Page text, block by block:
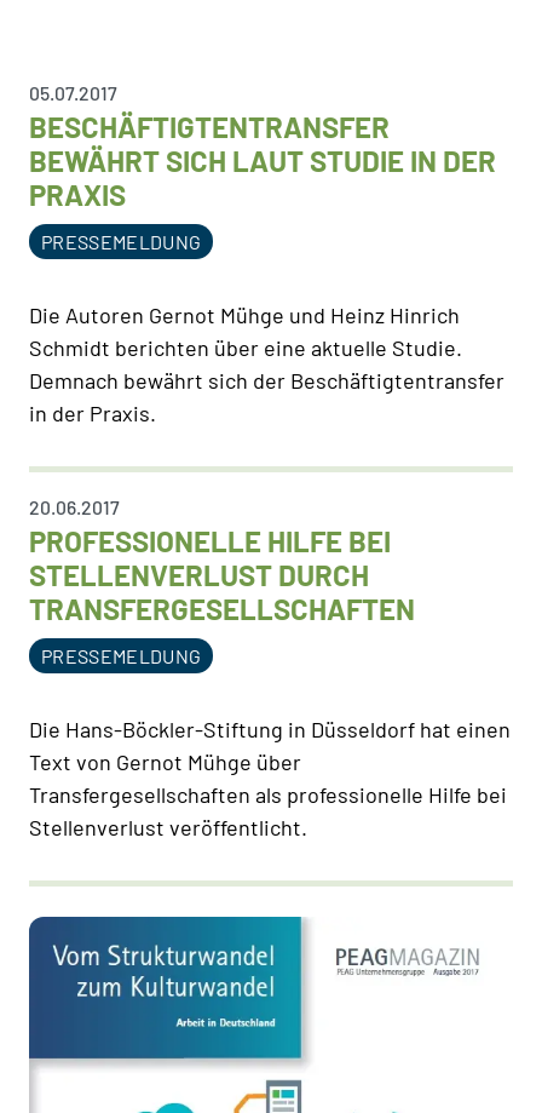
05.07.2017
BESCHÄFTIGTENTRANSFER
BEWÄHRT SICH LAUT STUDIE IN DER
PRAXIS
PRESSEMELDUNG
Die Autoren Gernot Mühge und Heinz Hinrich
Schmidt berichten über eine aktuelle Studie.
Demnach bewährt sich der Beschäftigtentransfer
in der Praxis.
20.06.2017
PROFESSIONELLE HILFE BEI
STELLENVERLUST DURCH
TRANSFERGESELLSCHAFTEN
PRESSEMELDUNG
Die Hans-Böckler-Stiftung in Düsseldorf hat einen
Text von Gernot Mühge über
Transfergesellschaften als professionelle Hilfe bei
Stellenverlust veröffentlicht.